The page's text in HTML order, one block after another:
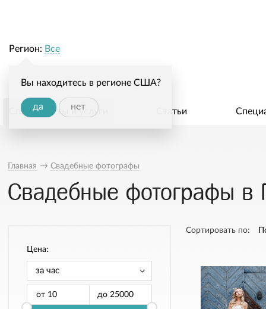
Регион: Все
Вы находитесь в регионе США?
да нет
Специалисты и услуги Статьи
Главная → Свадебные фотографы
Свадебные фотографы в
Цена:
от до
Сортировать по: